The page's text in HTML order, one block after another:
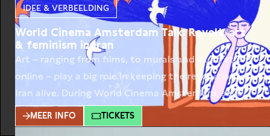
IDEE & VERBEELDING
World Cinema Amsterdam Talk: Revolt, art
& feminism in Iran
Art – ranging from films, to murals and illustrations
online – play a big role in keeping the revolution in
Iran alive. During World Cinema Amsterdam, several
Iranian-Dutch artists talk about revolt, art and
feminism. What role does visual art play in the
MEER INFO TICKETS